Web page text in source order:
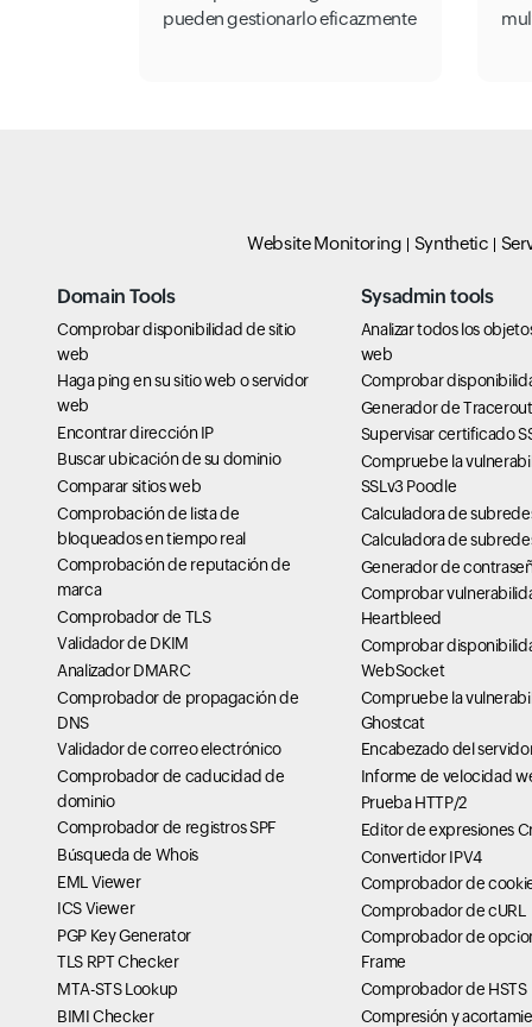
Alikafka Message Queue Kafka
pueden gestionarlo eficazmente
Website Monitoring Synthetic
Domain Tools
Comprobar disponibilidad de sitio
web
Haga ping en su sitio web o servidor
web
Encontrar dirección IP
Buscar ubicación de su dominio
Comparar sitios web
Comprobación de lista de
bloqueados en tiempo real
Comprobación de reputación de
marca
Comprobador de TLS
Validador de DKIM
Analizador DMARC
Comprobador de propagación de
DNS
Validador de correo electrónico
Comprobador de caducidad de
dominio
Comprobador de registros SPF
Búsqueda de Whois
EML Viewer
ICS Viewer
PGP Key Generator
TLS RPT Checker
MTA-STS Lookup
BIMI Checker
Sysadmin tools
Analizar todos los
web
Comprobar
Generador de
Supervisar certificado
Compruebe la
SSLv3 Poodle
Calculadora de
Calculadora de
Generador de
Comprobar
Heartbleed
Comprobar
WebSocket
Compruebe la
Ghostcat
Encabezado del
Informe de velocidad
Prueba HTTP/2
Editor de expresiones
Convertidor IPV4
Comprobador de
Comprobador de cURL
Comprobador de
Frame
Comprobador de HSTS
Compresión y